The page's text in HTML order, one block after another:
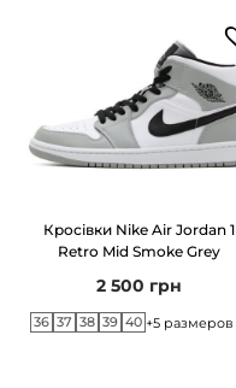
Кросівки Nike Air Jordan 1
Retro Mid Smoke Grey
2 500 грн
36 37 38 39 40 +5 размеров